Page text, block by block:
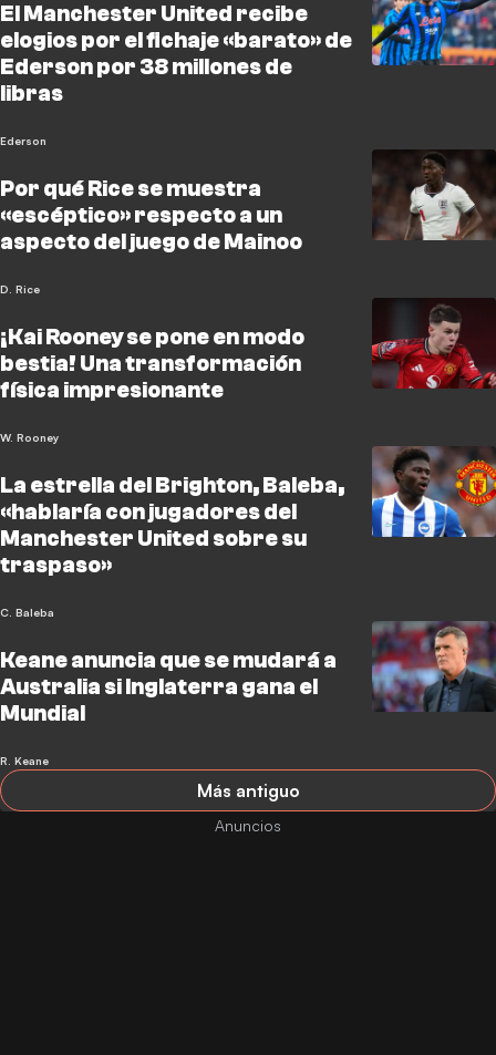
El Manchester United recibe
elogios por el fichaje «barato» de
Ederson por 38 millones de
libras
Ederson
Por qué Rice se muestra
«escéptico» respecto a un
aspecto del juego de Mainoo
D. Rice
¡Kai Rooney se pone en modo
bestia! Una transformación
física impresionante
W. Rooney
La estrella del Brighton, Baleba,
«hablaría con jugadores del
Manchester United sobre su
traspaso»
C. Baleba
Keane anuncia que se mudará a
Australia si Inglaterra gana el
Mundial
R. Keane
Más antiguo